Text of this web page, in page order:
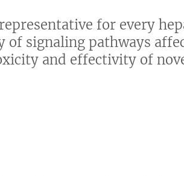
for every
of signaling pathways
and effectivity of